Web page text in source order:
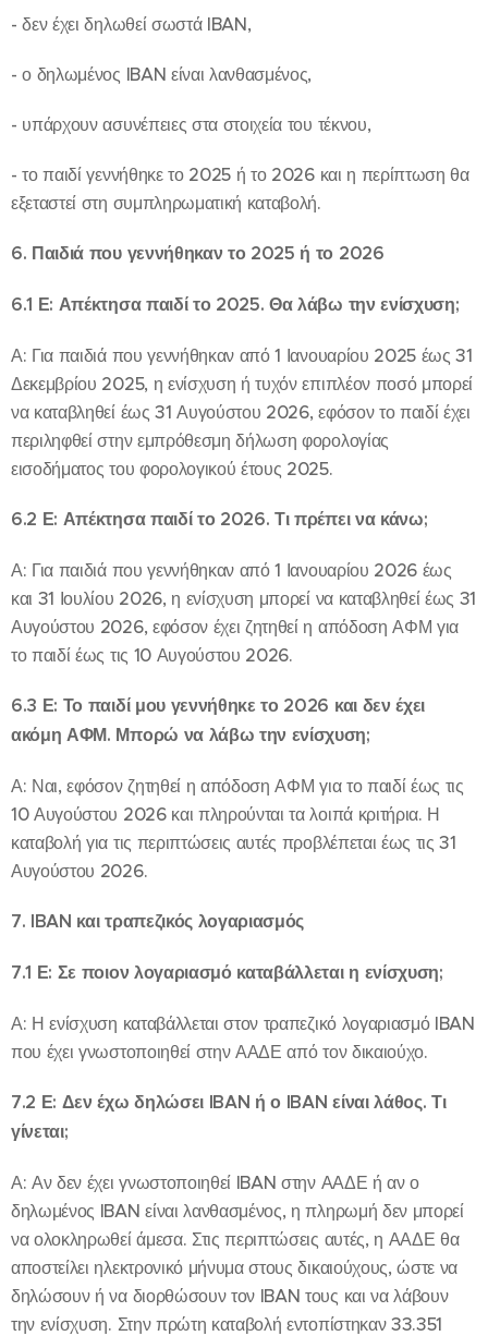
- δεν έχει δηλωθεί σωστά IBAN,
- ο δηλωμένος IBAN είναι λανθασμένος,
- υπάρχουν ασυνέπειες στα στοιχεία του τέκνου,
- το παιδί γεννήθηκε το 2025 ή το 2026 και η περίπτωση θα
εξεταστεί στη συμπληρωματική καταβολή.
6. Παιδιά που γεννήθηκαν το 2025 ή το 2026
6.1 Ε: Απέκτησα παιδί το 2025. Θα λάβω την ενίσχυση;
Α: Για παιδιά που γεννήθηκαν από 1 Ιανουαρίου 2025 έως 31
Δεκεμβρίου 2025, η ενίσχυση ή τυχόν επιπλέον ποσό μπορεί
να καταβληθεί έως 31 Αυγούστου 2026, εφόσον το παιδί έχει
περιληφθεί στην εμπρόθεσμη δήλωση φορολογίας
εισοδήματος του φορολογικού έτους 2025.
6.2 Ε: Απέκτησα παιδί το 2026. Τι πρέπει να κάνω;
Α: Για παιδιά που γεννήθηκαν από 1 Ιανουαρίου 2026 έως
και 31 Ιουλίου 2026, η ενίσχυση μπορεί να καταβληθεί έως 31
Αυγούστου 2026, εφόσον έχει ζητηθεί η απόδοση ΑΦΜ για
το παιδί έως τις 10 Αυγούστου 2026.
6.3 Ε: Το παιδί μου γεννήθηκε το 2026 και δεν έχει
ακόμη ΑΦΜ. Μπορώ να λάβω την ενίσχυση;
Α: Ναι, εφόσον ζητηθεί η απόδοση ΑΦΜ για το παιδί έως τις
10 Αυγούστου 2026 και πληρούνται τα λοιπά κριτήρια. Η
καταβολή για τις περιπτώσεις αυτές προβλέπεται έως τις 31
Αυγούστου 2026.
7. IBAN και τραπεζικός λογαριασμός
7.1 Ε: Σε ποιον λογαριασμό καταβάλλεται η ενίσχυση;
Α: Η ενίσχυση καταβάλλεται στον τραπεζικό λογαριασμό IBAN
που έχει γνωστοποιηθεί στην ΑΑΔΕ από τον δικαιούχο.
7.2 Ε: Δεν έχω δηλώσει IBAN ή ο IBAN είναι λάθος. Τι
γίνεται;
Α: Αν δεν έχει γνωστοποιηθεί IBAN στην ΑΑΔΕ ή αν ο
δηλωμένος IBAN είναι λανθασμένος, η πληρωμή δεν μπορεί
να ολοκληρωθεί άμεσα. Στις περιπτώσεις αυτές, η ΑΑΔΕ θα
αποστείλει ηλεκτρονικό μήνυμα στους δικαιούχους, ώστε να
δηλώσουν ή να διορθώσουν τον IBAN τους και να λάβουν
την ενίσχυση. Στην πρώτη καταβολή εντοπίστηκαν 33.351